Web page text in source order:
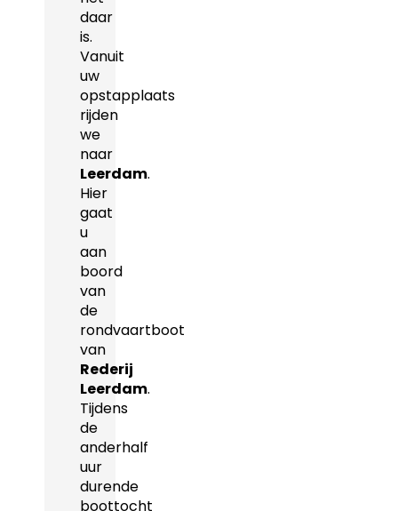
daar
is.
Vanuit
uw
opstapplaats
rijden
we
naar
Leerdam.
Hier
gaat
u
aan
boord
van
de
rondvaartboot
van
Rederij
Leerdam.
Tijdens
de
anderhalf
uur
durende
boottocht